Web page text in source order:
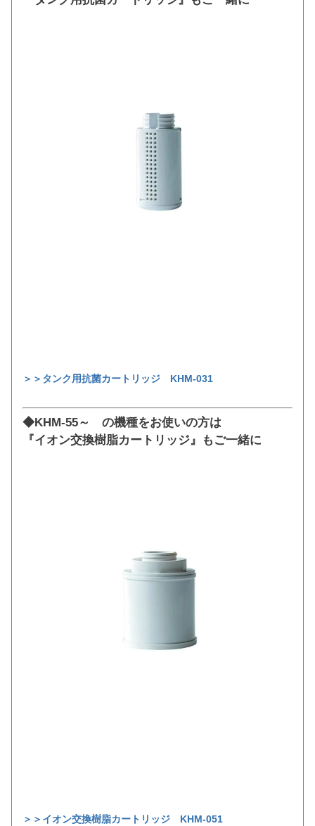
＞＞タンク用抗菌カートリッジ KHM-031
◆KHM-55～ の機種をお使いの方は
『イオン交換樹脂カートリッジ』もご一緒に
＞＞イオン交換樹脂カートリッジ KHM-051